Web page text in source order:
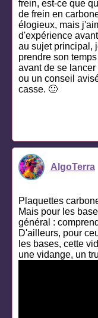
frein, est-ce que
de frein en
élogieux, mais
d'expérience
au sujet principal,
prendre son
avant de se
ou un conseil
casse. 🙂
AlgoTerra
Plaquettes
Mais pour les
général :
D'ailleurs, pour
les bases, cette
une vidange, un